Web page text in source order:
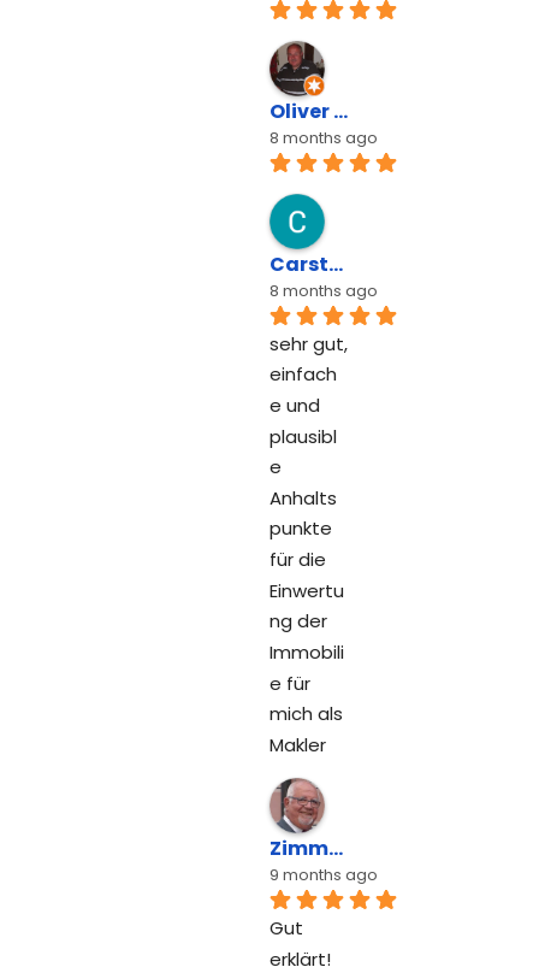
Oliver Hoeppner
8 months ago
Carsten Lemke
8 months ago
sehr gut,
einfach
e und
plausibl
e
Anhalts
punkte
für die
Einwertu
ng der
Immobili
e für
mich als
Makler
Zimmermann Hans-Peter
9 months ago
Gut
erklärt!